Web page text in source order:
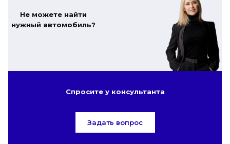
Не можете найти
нужный автомобиль?
Спросите у консультанта
Задать вопрос